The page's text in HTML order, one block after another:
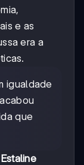
e as
era a
igualdade
que
Estaline